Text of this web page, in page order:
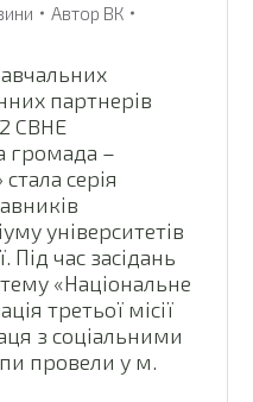
Автор ВК
партнерів
CBHE
громада –
серія
університетів
Під час засідань
«Національне
третьої місії
з соціальними
провели у м.